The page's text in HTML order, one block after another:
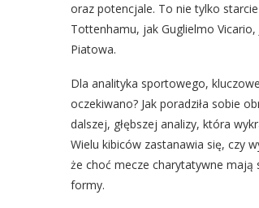
oraz potencjale. To nie tylko
Tottenhamu, jak Guglielmo
Piatowa.
Dla analityka sportowego,
oczekiwano? Jak poradziła sobie
dalszej, głębszej analizy, która
Wielu kibiców zastanawia się, czy
że choć mecze charytatywne mają
formy.